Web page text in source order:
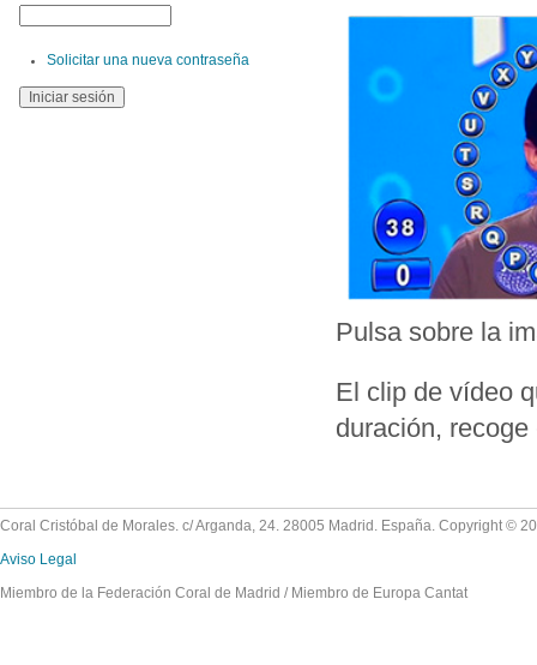
Pulsa sobre la
El clip de vídeo
duración,
Solicitar una nueva contraseña
Coral Cristóbal de Morales. c/ Arganda, 24. 28005 Madrid. España. Copyright ©
Aviso Legal
Miembro de la Federación Coral de Madrid / Miembro de Europa Cantat